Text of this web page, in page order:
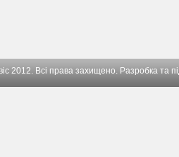
2012. Всі права захищено. Разробка та